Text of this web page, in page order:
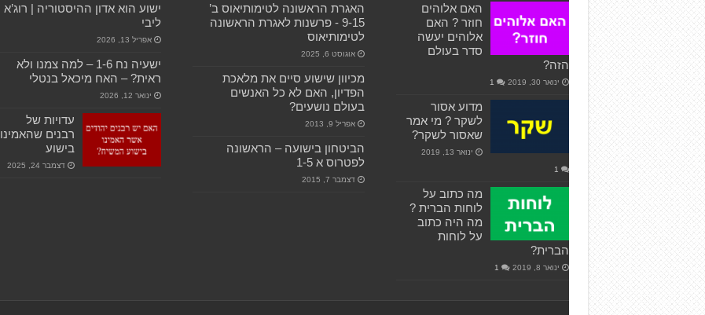
האם אלוהים
חוזר ? האם
אלוהים יעשה
סדר בעולם
הזה?
ינואר 30, 2019 1
מדוע אסור
לשקר ? מי אמר
שאסור לשקר?
ינואר 13, 2019
1
מה כתוב על
לוחות הברית ?
מה היה כתוב
על לוחות
הברית?
ינואר 8, 2019 1
האגרת הראשונה לטימותיאוס ב’
9-15 ‫- פרשנות לאגרת הראשונה
לטימותיאוס
אוגוסט 6, 2025
מכיוון שישוע סיים את מלאכת
הפדיון, האם לא כל האנשים
בעולם נושעים?
אפריל 9, 2013
הביטחון בישועה – הראשונה
לפטרוס א 1-5
דצמבר 7, 2015
ישוע הוא אדון ההיסטוריה | רוג’א
ליבי
אפריל 13, 2026
ישעיה נח 1-6 – למה צמנו ולא
ראית? – האח מיכאל בנטלי
ינואר 12, 2026
עדויות של
רבנים שהאמינו
בישוע
דצמבר 24, 2025